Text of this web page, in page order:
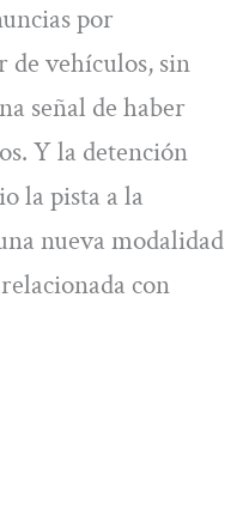
por
de vehículos, sin
señal de haber
Y la detención
la pista a la
nueva modalidad
con